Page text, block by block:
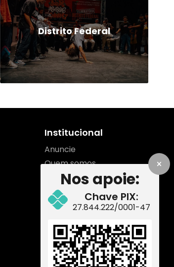
Distrito Federal
Nos apoie:
Chave PIX:
27.844.222/0001-47
Institucional
Anuncie
Quem somos
Contato
Equipe
Como apoiar
Redes Sociais